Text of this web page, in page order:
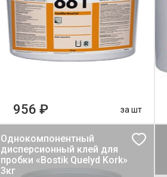
956 ₽ за шт
Однокомпонентный
дисперсионный клей для
пробки «Bostik Quelyd Kork»
3кг